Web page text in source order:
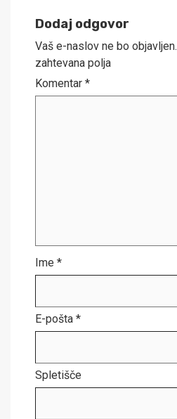
Dodaj odgovor
Vaš e-naslov ne bo objavljen.
zahtevana polja
Komentar *
Ime *
E-pošta *
Spletišče